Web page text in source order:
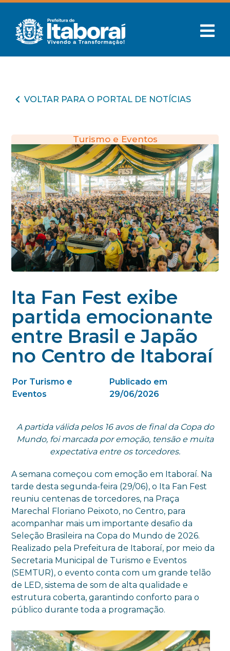
VOLTAR PARA O PORTAL DE NOTÍCIAS
Turismo e Eventos
Ita Fan Fest exibe
partida emocionante
entre Brasil e Japão
no Centro de Itaboraí
Por Turismo e
Eventos
Publicado em
29/06/2026
A partida válida pelos 16 avos de final da Copa do
Mundo, foi marcada por emoção, tensão e muita
expectativa entre os torcedores.
A semana começou com emoção em Itaboraí. Na
tarde desta segunda-feira (29/06), o Ita Fan Fest
reuniu centenas de torcedores, na Praça
Marechal Floriano Peixoto, no Centro, para
acompanhar mais um importante desafio da
Seleção Brasileira na Copa do Mundo de 2026.
Realizado pela Prefeitura de Itaboraí, por meio da
Secretaria Municipal de Turismo e Eventos
(SEMTUR), o evento conta com um grande telão
de LED, sistema de som de alta qualidade e
estrutura coberta, garantindo conforto para o
público durante toda a programação.